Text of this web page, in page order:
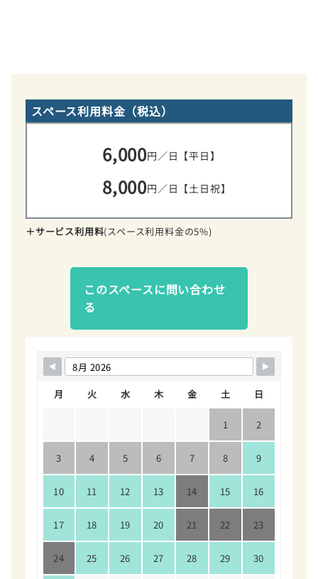
スペース利用料金（税込）
6,000円／日【平日】
8,000円／日【土日祝】
＋サービス利用料(スペース利用料金の5%)
このスペースに問い合わせ
る
月 火 水 木 金 土 日
1 2
3 4 5 6 7 8 9
10 11 12 13 14 15 16
17 18 19 20 21 22 23
24 25 26 27 28 29 30